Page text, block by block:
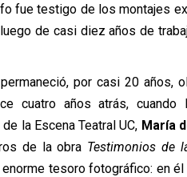
fue testigo de los montajes
de casi diez años de
por casi 20 años,
cuatro años atrás,
la Escena Teatral UC, María
de la obra Testimonios de
tesoro fotográfico: en